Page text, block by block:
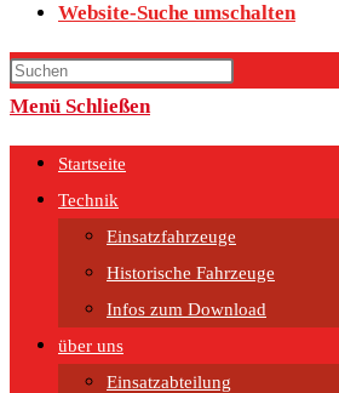
Website-Suche umschalten
Menü Schließen
Startseite
Technik
Einsatzfahrzeuge
Historische Fahrzeuge
Infos zum Download
über uns
Einsatzabteilung